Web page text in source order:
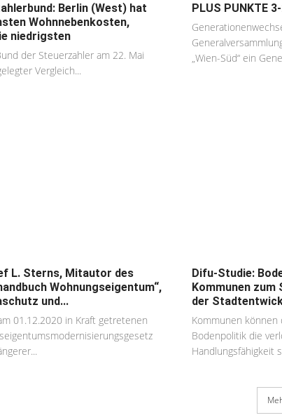
Berlin (West) hat
Wohnnebenkosten,
niedrigsten
der Steuerzahler am 22. Mai
Vergleich...
PLUS PUNKTE
„Wien-Süd“ ein
L. Sterns, Mitautor des
Wohnungseigentum“,
und...
01.12.2020 in Kraft getretenen
Difu-Studie:
Kommunen
der
Kommunen
Bodenpolitik die
Handlungsfähigkeit